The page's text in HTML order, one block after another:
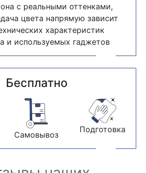
с реальными оттенками,
цвета напрямую зависит
характеристик
и используемых гаджетов
Бесплатно
Самовывоз
Подготовка